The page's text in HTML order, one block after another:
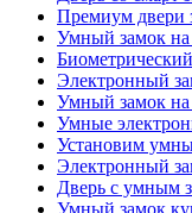
Премиум двери
Умный замок
Электронный
Умный замок
Умные
Установим
Электронный
Дверь с умным
Умный замок